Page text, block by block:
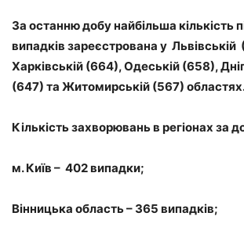
За останню добу найбільша кількість
випадків зареєстрована у Львівській
Харківській (664), Одеській (658),
(647) та Житомирській (567)
Кількість захворювань в регіонах за
м. Київ – 402 випадки;
Вінницька область – 365 випадків;